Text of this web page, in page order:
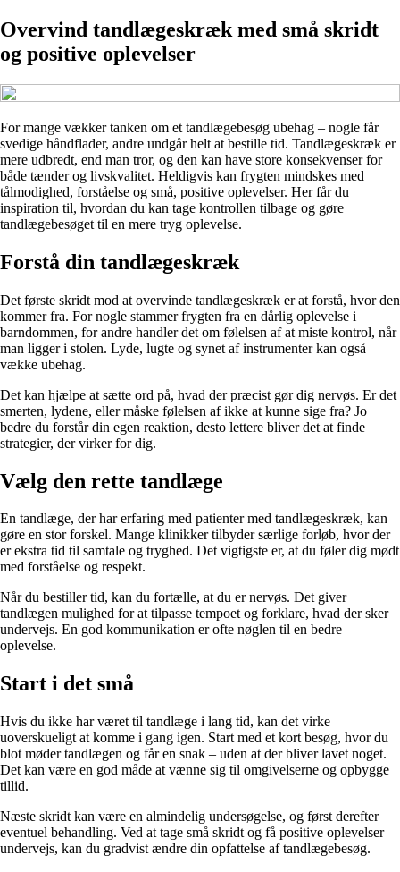
Overvind tandlægeskræk med små skridt
og positive oplevelser
For mange vækker tanken om et tandlægebesøg ubehag – nogle får
svedige håndflader, andre undgår helt at bestille tid. Tandlægeskræk er
mere udbredt, end man tror, og den kan have store konsekvenser for
både tænder og livskvalitet. Heldigvis kan frygten mindskes med
tålmodighed, forståelse og små, positive oplevelser. Her får du
inspiration til, hvordan du kan tage kontrollen tilbage og gøre
tandlægebesøget til en mere tryg oplevelse.
Forstå din tandlægeskræk
Det første skridt mod at overvinde tandlægeskræk er at forstå, hvor den
kommer fra. For nogle stammer frygten fra en dårlig oplevelse i
barndommen, for andre handler det om følelsen af at miste kontrol, når
man ligger i stolen. Lyde, lugte og synet af instrumenter kan også
vække ubehag.
Det kan hjælpe at sætte ord på, hvad der præcist gør dig nervøs. Er det
smerten, lydene, eller måske følelsen af ikke at kunne sige fra? Jo
bedre du forstår din egen reaktion, desto lettere bliver det at finde
strategier, der virker for dig.
Vælg den rette tandlæge
En tandlæge, der har erfaring med patienter med tandlægeskræk, kan
gøre en stor forskel. Mange klinikker tilbyder særlige forløb, hvor der
er ekstra tid til samtale og tryghed. Det vigtigste er, at du føler dig mødt
med forståelse og respekt.
Når du bestiller tid, kan du fortælle, at du er nervøs. Det giver
tandlægen mulighed for at tilpasse tempoet og forklare, hvad der sker
undervejs. En god kommunikation er ofte nøglen til en bedre
oplevelse.
Start i det små
Hvis du ikke har været til tandlæge i lang tid, kan det virke
uoverskueligt at komme i gang igen. Start med et kort besøg, hvor du
blot møder tandlægen og får en snak – uden at der bliver lavet noget.
Det kan være en god måde at vænne sig til omgivelserne og opbygge
tillid.
Næste skridt kan være en almindelig undersøgelse, og først derefter
eventuel behandling. Ved at tage små skridt og få positive oplevelser
undervejs, kan du gradvist ændre din opfattelse af tandlægebesøg.